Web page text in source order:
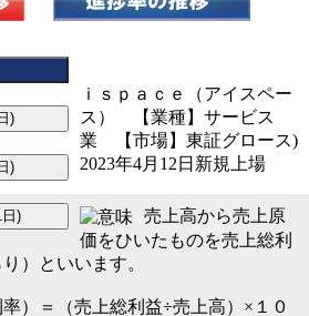
ｉｓｐａｃｅ（アイスペー
ス） 【業種】サービス
業 【市場】東証グロース)
2023年4月12日新規上場
売上高から売上原
価をひいたものを売上総利
）といいます。
）＝（売上総利益÷売上高）×１０